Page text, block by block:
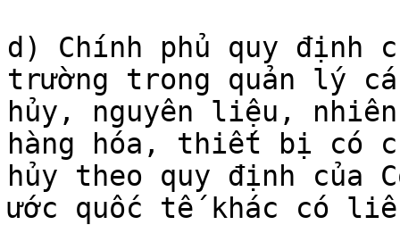
d) Chính phủ quy định
trường trong quản lý
hủy, nguyên liệu,
hàng hóa, thiết bị có
hủy theo quy định của
ước quốc tế khác có